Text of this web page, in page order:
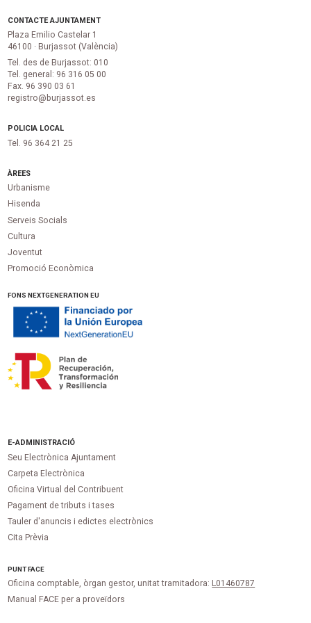
CONTACTE AJUNTAMENT
Plaza Emilio Castelar 1
46100 · Burjassot (València)
Tel. des de Burjassot: 010
Tel. general: 96 316 05 00
Fax. 96 390 03 61
registro@burjassot.es
POLICIA LOCAL
Tel. 96 364 21 25
ÀREES
Urbanisme
Hisenda
Serveis Socials
Cultura
Joventut
Promoció Econòmica
FONS NEXTGENERATION EU
E-ADMINISTRACIÓ
Seu Electrònica Ajuntament
Carpeta Electrònica
Oficina Virtual del Contribuent
Pagament de tributs i tases
Tauler d'anuncis i edictes electrònics
Cita Prèvia
PUNTFACE
Oficina comptable, òrgan gestor, unitat tramitadora: L01460787
Manual FACE per a proveïdors